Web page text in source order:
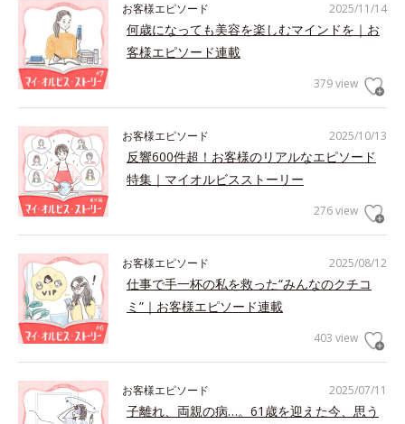
2025/11/14
お客様エピソード
何歳になっても美容を楽しむマインドを｜お
客様エピソード連載
379 view
2025/10/13
お客様エピソード
反響600件超！お客様のリアルなエピソード
特集｜マイオルビスストーリー
276 view
2025/08/12
お客様エピソード
仕事で手一杯の私を救った“みんなのクチコ
ミ”｜お客様エピソード連載
403 view
2025/07/11
お客様エピソード
子離れ、両親の病…。61歳を迎えた今、思う